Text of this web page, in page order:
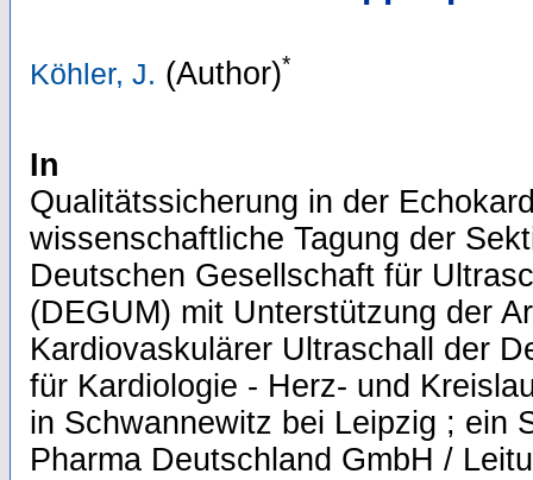
Köhler, J. (Author)*
In
Qualitätssicherung in der
wissenschaftliche Tagung der
Deutschen Gesellschaft für
(DEGUM) mit Unterstützung der
Kardiovaskulärer Ultraschall der
für Kardiologie - Herz- und
in Schwannewitz bei Leipzig ; ein
Pharma Deutschland GmbH /